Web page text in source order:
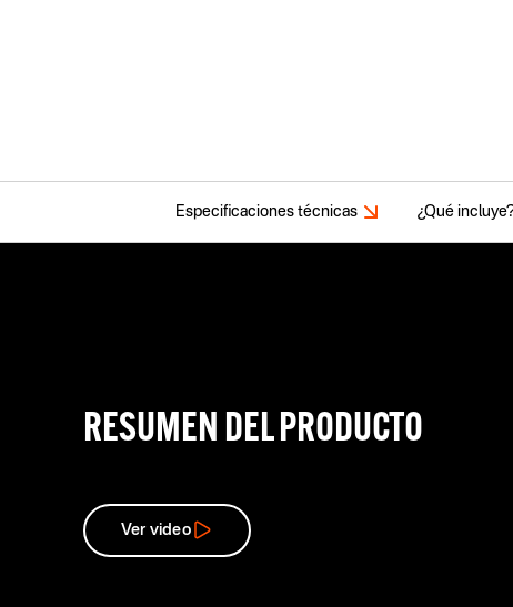
Especificaciones técnicas ¿Qué
RESUMEN DEL PRODUCTO
Ver video